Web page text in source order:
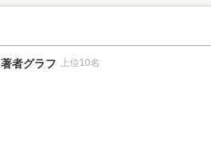
著者グラフ 上位10名